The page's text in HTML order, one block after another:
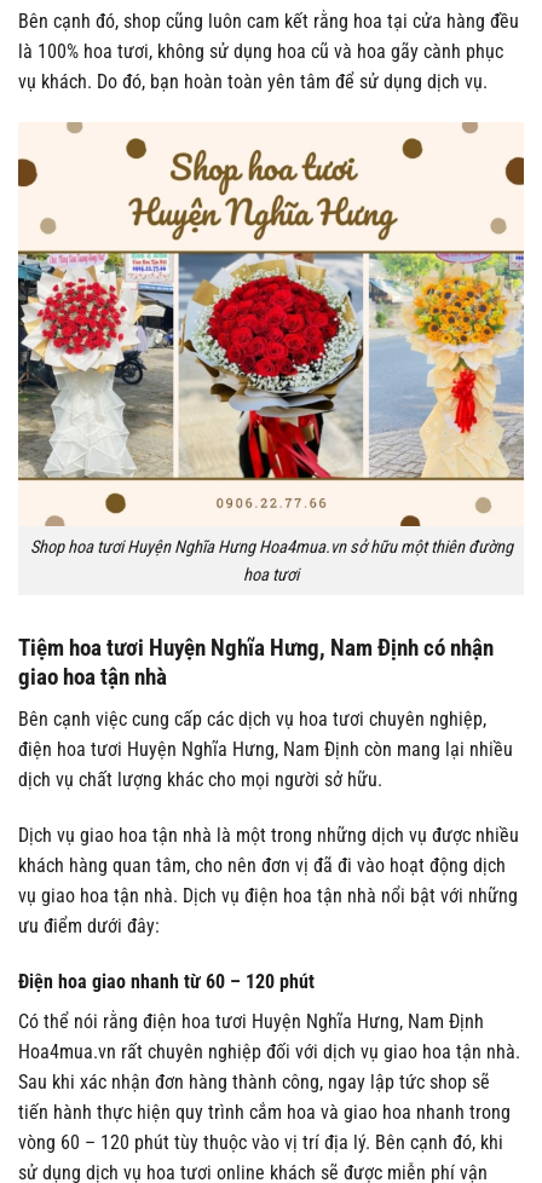
Bên cạnh đó, shop cũng luôn cam kết rằng hoa tại cửa hàng đều
là 100% hoa tươi, không sử dụng hoa cũ và hoa gãy cành phục
vụ khách. Do đó, bạn hoàn toàn yên tâm để sử dụng dịch vụ.
Shop hoa tươi Huyện Nghĩa Hưng Hoa4mua.vn sở hữu một thiên đường
hoa tươi
Tiệm hoa tươi Huyện Nghĩa Hưng, Nam Định có nhận
giao hoa tận nhà
Bên cạnh việc cung cấp các dịch vụ hoa tươi chuyên nghiệp,
điện hoa tươi Huyện Nghĩa Hưng, Nam Định còn mang lại nhiều
dịch vụ chất lượng khác cho mọi người sở hữu.
Dịch vụ giao hoa tận nhà là một trong những dịch vụ được nhiều
khách hàng quan tâm, cho nên đơn vị đã đi vào hoạt động dịch
vụ giao hoa tận nhà. Dịch vụ điện hoa tận nhà nổi bật với những
ưu điểm dưới đây:
Điện hoa giao nhanh từ 60 – 120 phút
Có thể nói rằng điện hoa tươi Huyện Nghĩa Hưng, Nam Định
Hoa4mua.vn rất chuyên nghiệp đối với dịch vụ giao hoa tận nhà.
Sau khi xác nhận đơn hàng thành công, ngay lập tức shop sẽ
tiến hành thực hiện quy trình cắm hoa và giao hoa nhanh trong
vòng 60 – 120 phút tùy thuộc vào vị trí địa lý. Bên cạnh đó, khi
sử dụng dịch vụ hoa tươi online khách sẽ được miễn phí vận